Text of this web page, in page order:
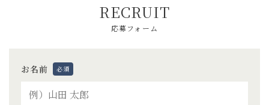
RECRUIT
応募フォーム
お名前 必須